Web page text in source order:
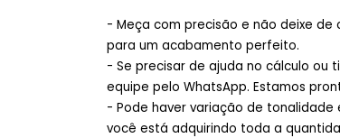
- Meça com precisão e não deixe
para um acabamento perfeito.
- Se precisar de ajuda no cálculo ou
equipe pelo WhatsApp. Estamos
- Pode haver variação de
você está adquirindo toda a